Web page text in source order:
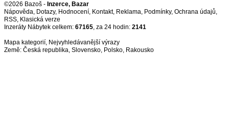
©2026 Bazoš - Inzerce, Bazar
Nápověda, Dotazy, Hodnocení, Kontakt, Reklama, Podmínky, Ochrana údajů,
RSS,
Inzeráty Nábytek celkem: 67165, za 24 hodin: 2141
Mapa kategorií, Nejvyhledávanější výrazy
Země: Česká republika, Slovensko, Polsko, Rakousko